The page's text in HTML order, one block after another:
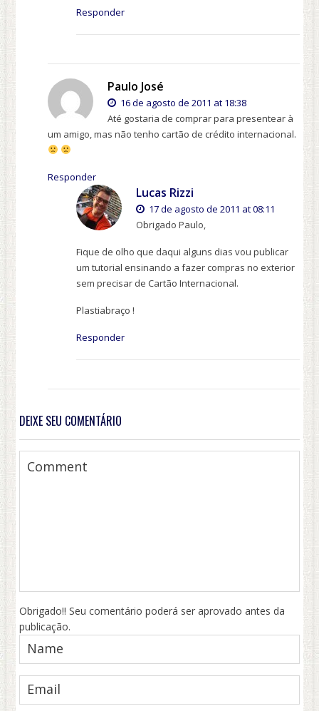
Responder
Paulo José
16 de agosto de 2011 at 18:38
Até gostaria de comprar para presentear à
um amigo, mas não tenho cartão de crédito internacional.
Responder
Lucas Rizzi
17 de agosto de 2011 at 08:11
Obrigado Paulo,
Fique de olho que daqui alguns dias vou publicar
um tutorial ensinando a fazer compras no exterior
sem precisar de Cartão Internacional.
Plastiabraço !
Responder
DEIXE SEU COMENTÁRIO
Obrigado!! Seu comentário poderá ser aprovado antes da
publicação.